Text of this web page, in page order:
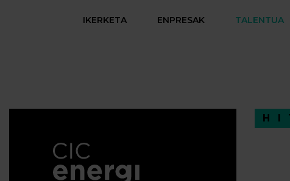
IKERKETA ENPRESAK TALENTUA